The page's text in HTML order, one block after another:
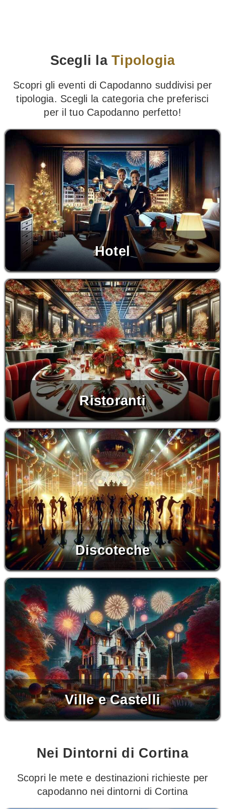
Scegli laTipologia
Scopri gli eventi di Capodanno suddivisi per
tipologia. Scegli la categoria che preferisci
per il tuo Capodanno perfetto!
Hotel
Ristoranti
Discoteche
Ville e Castelli
Nei Dintorni di Cortina
Scopri le mete e destinazioni richieste per
capodanno nei dintorni di Cortina